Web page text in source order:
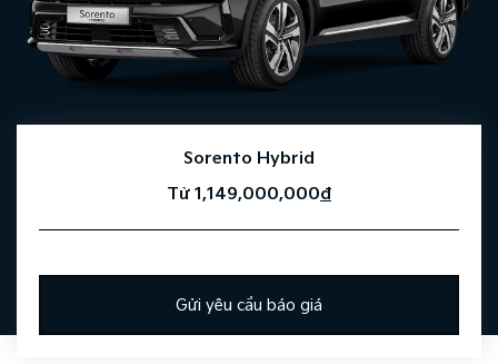
Sorento Hybrid
Từ 1,149,000,000đ
Gửi yêu cầu báo giá